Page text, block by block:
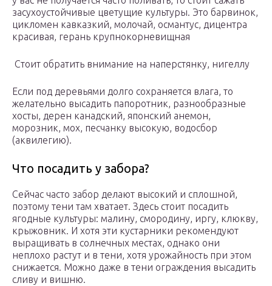
засухоустойчивые цветущие культуры. Это барвинок,
цикломен кавказкий, молочай, османтус, дицентра
красивая, герань крупнокорневищная
Стоит обратить внимание на наперстянку, нигеллу
Если под деревьями долго сохраняется влага, то
желательно высадить папоротник, разнообразные
хосты, дерен канадский, японский анемон,
морозник, мох, песчанку высокую, водосбор
(аквилегию).
Что посадить у забора?
Сейчас часто забор делают высокий и сплошной,
поэтому тени там хватает. Здесь стоит посадить
ягодные культуры: малину, смородину, иргу, клюкву,
крыжовник. И хотя эти кустарники рекомендуют
выращивать в солнечных местах, однако они
неплохо растут и в тени, хотя урожайность при этом
снижается. Можно даже в тени ограждения высадить
сливу и вишню.